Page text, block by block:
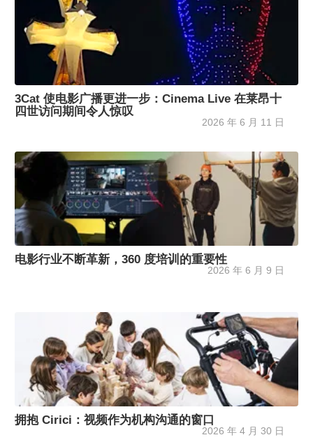
3Cat 使电影广播更进一步：Cinema Live 在莱昂十
四世访问期间令人惊叹
2026 年 6 月 11 日
电影行业不断革新，360 度培训的重要性
2026 年 6 月 9 日
拥抱 Cirici：视频作为机构沟通的窗口
2026 年 4 月 30 日